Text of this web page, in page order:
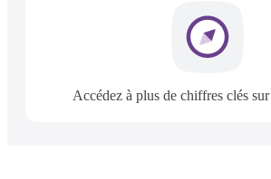
Accédez à plus de chiffres clés sur